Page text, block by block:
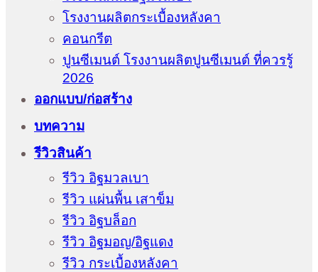
โรงงานผลิตกระเบื้องหลังคา
คอนกรีต
ปูนซีเมนต์ โรงงานผลิตปูนซีเมนต์ ที่ควรรู้
2026
ออกแบบ/ก่อสร้าง
บทความ
รีวิวสินค้า
รีวิว อิฐมวลเบา
รีวิว แผ่นพื้น เสาข็ม
รีวิว อิฐบล็อก
รีวิว อิฐมอญ/อิฐแดง
รีวิว กระเบื้องหลังคา